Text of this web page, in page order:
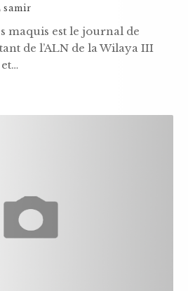
samir
maquis est le journal de
de l’ALN de la Wilaya III